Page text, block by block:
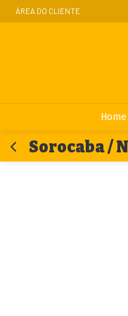
ÁREA DO CLIENTE
Home
Sorocaba /